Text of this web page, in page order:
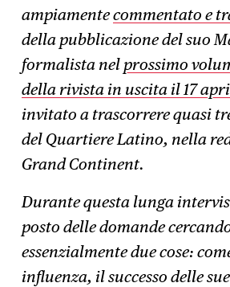
ampiamentecommentato e
della pubblicazione del suo
formalista nel prossimo
della rivista in uscita il 17
invitato a trascorrere quasi
del Quartiere Latino, nella
Grand Continent.
Durante questa lunga
posto delle domande
essenzialmente due cose:
influenza, il successo delle